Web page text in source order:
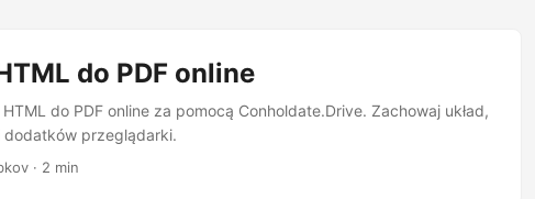
do PDF online
do PDF online za pomocą Conholdate.Drive. Zachowaj układ,
dodatków przeglądarki.
· 2 min